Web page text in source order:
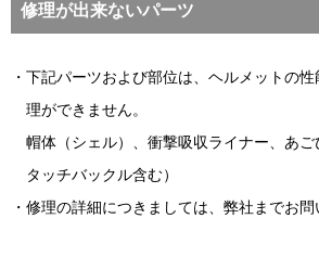
修理が出来ないパーツ
下記パーツおよび部位は、ヘルメットの
理ができません。
帽体（シェル）、衝撃吸収ライナー、あ
タッチバックル含む）
修理の詳細につきましては、弊社までお問